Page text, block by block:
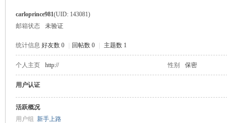
carloprince981(UID: 143081)
邮箱状态
未验证
统计信息 好友数 0 回帖数 0 主题数 1
个人主页 http:// 性别 保密
用户认证
活跃概况
用户组 新手上路